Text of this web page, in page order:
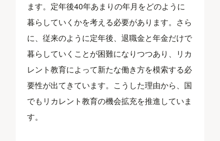
ます。定年後40年あまりの年月をどのように
暮らしていくかを考える必要があります。さら
に、従来のように定年後、退職金と年金だけで
暮らしていくことが困難になりつつあり、リカ
レント教育によって新たな働き方を模索する必
要性が出てきています。こうした理由から、国
でもリカレント教育の機会拡充を推進していま
す。